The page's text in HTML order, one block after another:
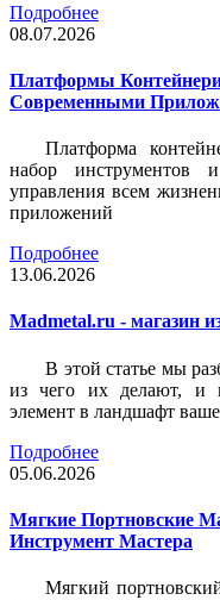
Подробнее
08.07.2026
Платформы
Современными
Платформа
набор инструментов
управления всем
приложений
Подробнее
13.06.2026
Madmetal.ru - магазин
В этой статье мы
из чего их делают, и
элемент в ландшафт
Подробнее
05.06.2026
Мягкие Портновские
Инструмент Мастера
Мягкий